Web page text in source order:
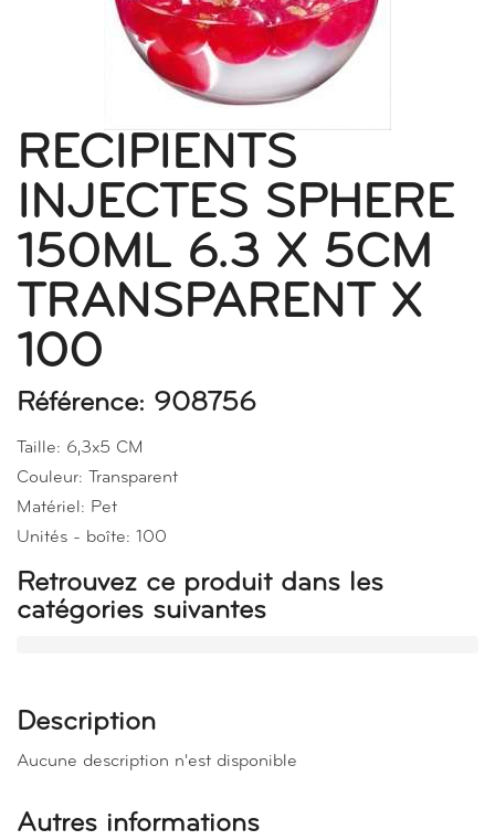
RECIPIENTS
INJECTES SPHERE
150ML 6.3 X 5CM
TRANSPARENT X
100
Référence: 908756
Taille: 6,3x5 CM
Couleur: Transparent
Matériel: Pet
Unités - boîte: 100
Retrouvez ce produit dans les
catégories suivantes
Description
Aucune description n'est disponible
Autres informations